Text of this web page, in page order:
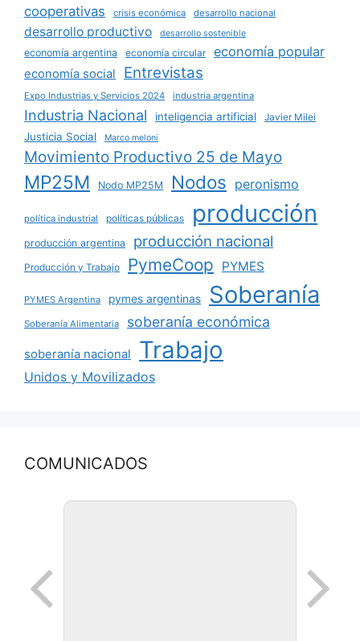
cooperativas crisis económica desarrollo nacional
desarrollo productivo desarrollo sostenible
economía argentina economía circular economía popular
economía social Entrevistas
Expo Industrias y Servicios 2024 industria argentina
Industria Nacional inteligencia artificial Javier Milei
Justicia Social Marco meloni
Movimiento Productivo 25 de Mayo
MP25M Nodo MP25M Nodos peronismo
política industrial políticas públicas producción
producción argentina producción nacional
Producción y Trabajo PymeCoop PYMES
PYMES Argentina pymes argentinas Soberanía
Soberanía Alimentaria soberanía económica
soberanía nacional Trabajo
Unidos y Movilizados
COMUNICADOS